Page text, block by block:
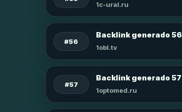
1c-ural.ru
#56
Backlink generado 56
1obl.tv
#57
Backlink generado 57
1optomed.ru